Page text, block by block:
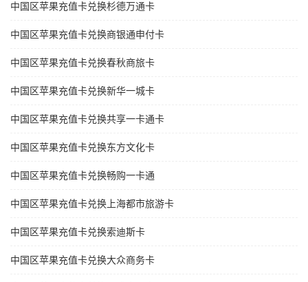
中国区苹果充值卡兑换杉德万通卡
中国区苹果充值卡兑换商银通申付卡
中国区苹果充值卡兑换春秋商旅卡
中国区苹果充值卡兑换新华一城卡
中国区苹果充值卡兑换共享一卡通卡
中国区苹果充值卡兑换东方文化卡
中国区苹果充值卡兑换畅购一卡通
中国区苹果充值卡兑换上海都市旅游卡
中国区苹果充值卡兑换索迪斯卡
中国区苹果充值卡兑换大众商务卡